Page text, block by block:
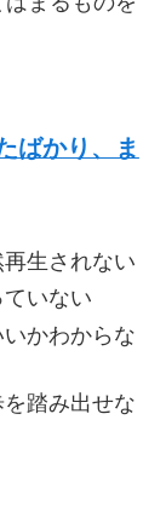
ばかり、ま
生されない
いない
かわからな
踏み出せな